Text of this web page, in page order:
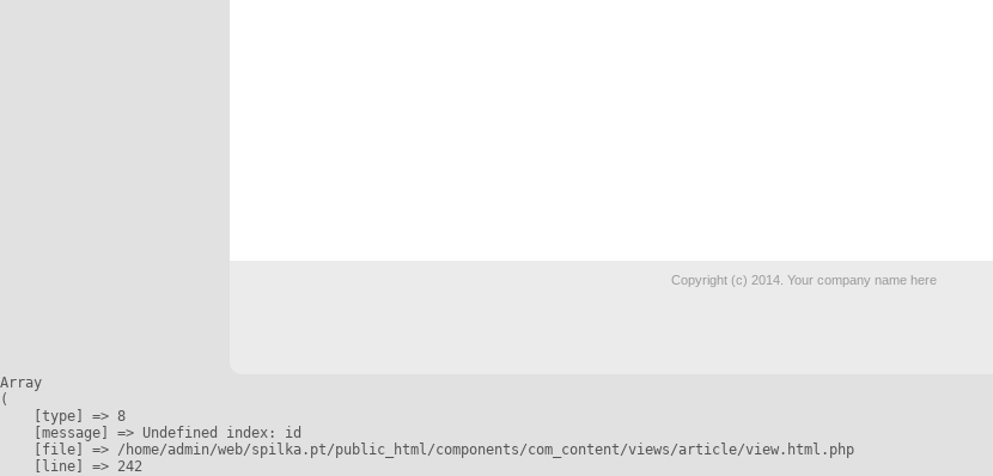
Copyright (c) 2014. Your company name here
Array
(
    [type] => 8
    [message] => Undefined index: id
    [file] => /home/admin/web/spilka.pt/public_html/components/com_content/views/article/view.html.php
    [line] => 242